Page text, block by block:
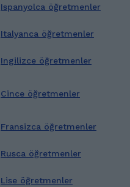
Ispanyolca öğretmenler
Italyanca öğretmenler
Ingilizce öğretmenler
Cince öğretmenler
Fransizca öğretmenler
Rusca öğretmenler
Lise öğretmenler